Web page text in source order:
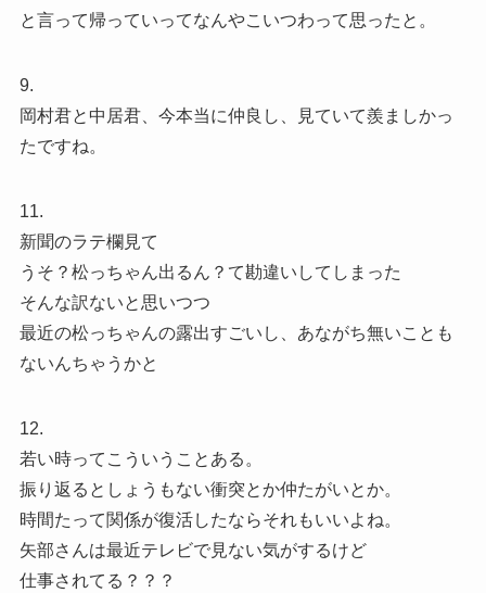
と言って帰っていってなんやこいつわって思ったと。
9.
岡村君と中居君、今本当に仲良し、見ていて羨ましかっ
たですね。
11.
新聞のラテ欄見て
うそ？松っちゃん出るん？て勘違いしてしまった
そんな訳ないと思いつつ
最近の松っちゃんの露出すごいし、あながち無いことも
ないんちゃうかと
12.
若い時ってこういうことある。
振り返るとしょうもない衝突とか仲たがいとか。
時間たって関係が復活したならそれもいいよね。
矢部さんは最近テレビで見ない気がするけど
仕事されてる？？？